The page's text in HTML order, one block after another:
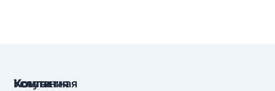
Компания
Услуги
Контактная